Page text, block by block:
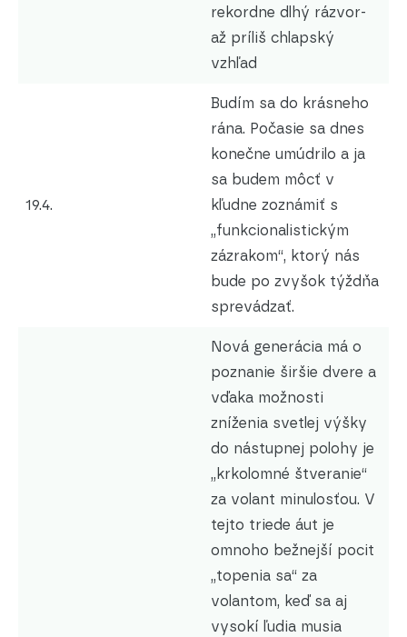
rekordne dlhý rázvor-
až príliš chlapský
vzhľad
19.4.
Budím sa do krásneho
rána. Počasie sa dnes
konečne umúdrilo a ja
sa budem môcť v
kľudne zoznámiť s
„funkcionalistickým
zázrakom“, ktorý nás
bude po zvyšok týždňa
sprevádzať.
Nová generácia má o
poznanie širšie dvere a
vďaka možnosti
zníženia svetlej výšky
do nástupnej polohy je
„krkolomné štveranie“
za volant minulosťou. V
tejto triede áut je
omnoho bežnejší pocit
„topenia sa“ za
volantom, keď sa aj
vysokí ľudia musia